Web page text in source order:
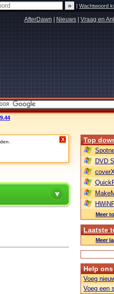
|Wachtwoord
AfterDawn Nieuws Vraag en
X Top
DVD
Meer
Laatste
Meer
Help ons
Voeg
Voeg een